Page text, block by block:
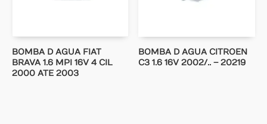
BOMBA D AGUA FIAT
BRAVA 1.6 MPI 16V 4 CIL
2000 ATE 2003
BOMBA D AGUA CITROEN
C3 1.6 16V 2002/.. – 20219